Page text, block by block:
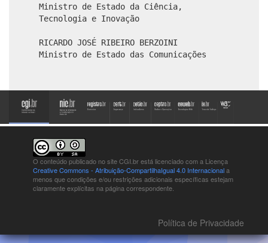
Ministro de Estado da Ciência,
Tecnologia e Inovação
RICARDO JOSÉ RIBEIRO BERZOINI
Ministro de Estado das Comunicações
O conteúdo publicado no site CGI.br está licenciado com a Licença
Creative Commons - Atribuição-CompartilhaIgual 4.0 Internacionala
menos que condições e/ou restrições adicionais específicas estejam
claramente explícitas na página correspondente.
Política de Privacidade